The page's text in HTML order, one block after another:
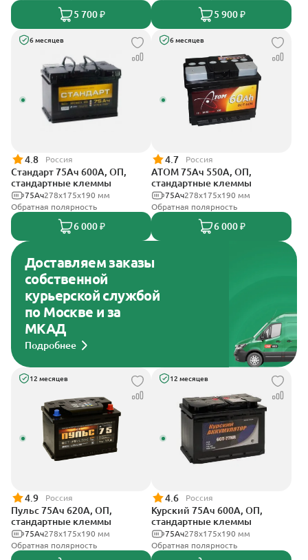
5 700 ₽ 5 900 ₽
6 месяцев
4.8 Россия
Стандарт 75Ач 600А, ОП,
стандартные клеммы
278x175x190 мм
75Ач
Обратная полярность
6 000 ₽
6 месяцев
4.7 Россия
АТОМ 75Ач 550А, ОП,
стандартные клеммы
278х175х190 мм
75Ач
Обратная полярность
6 000 ₽
Доставляем заказы
собственной
курьерской службой
по Москве и за
МКАД
Подробнее
12 месяцев
4.9 Россия
Пульс 75Ач 620А, ОП,
стандартные клеммы
278x175x190 мм
75Ач
Обратная полярность
12 месяцев
4.6 Россия
Курский 75Ач 600А, ОП,
стандартные клеммы
278x175x190 мм
75Ач
Обратная полярность